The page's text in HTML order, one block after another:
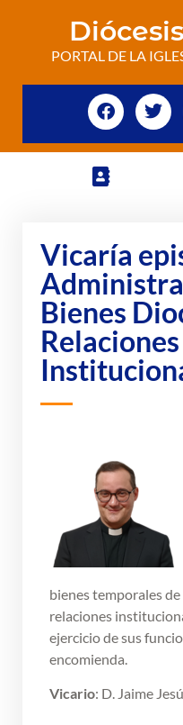
PORTAL DE LA
Vicaría
Bienes
Relaciones
bienes temporales
relaciones
ejercicio de sus
encomienda.
Vicario: D. Jaime